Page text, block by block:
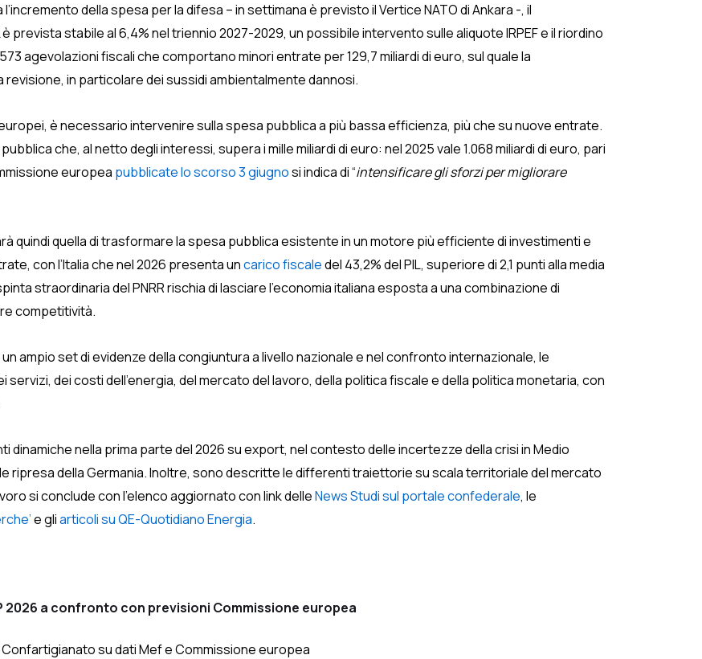
l’incremento della spesa per la difesa – in settimana è previsto il Vertice NATO di Ankara -, il
prevista stabile al 6,4% nel triennio 2027-2029, un possibile intervento sulle aliquote IRPEF e il riordino
agevolazioni fiscali che comportano minori entrate per 129,7 miliardi di euro, sul quale la
in particolare dei sussidi ambientalmente dannosi.
è necessario intervenire sulla spesa pubblica a più bassa efficienza, più che su nuove entrate.
che, al netto degli interessi, supera i mille miliardi di euro: nel 2025 vale 1.068 miliardi di euro, pari
europea pubblicate lo scorso 3 giugnosi indica di “intensificare gli sforzi per migliorare
quindi quella di trasformare la spesa pubblica esistente in un motore più efficiente di investimenti e
con l’Italia che nel 2026 presenta uncarico fiscaledel 43,2% del PIL, superiore di 2,1 punti alla media
straordinaria del PNRR rischia di lasciare l’economia italiana esposta a una combinazione di
competitività.
ampio set di evidenze della congiuntura a livello nazionale e nel confronto internazionale, le
dei costi dell’energia, del mercato del lavoro, della politica fiscale e della politica monetaria, con
dinamiche nella prima parte del 2026 su export, nel contesto delle incertezze della crisi in Medio
ripresa della Germania. Inoltre, sono descritte le differenti traiettorie su scala territoriale del mercato
si conclude con l’elenco aggiornato con link delleNews Studi sul portale confederale, le
e gliarticoli su QE-Quotidiano Energia.
2026 a confronto con previsioni Commissione europea
su dati Mef e Commissione europea